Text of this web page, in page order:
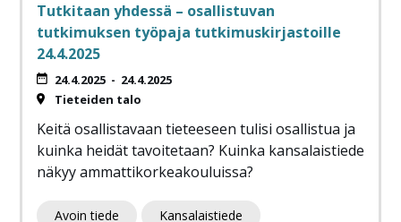
Tutkitaan yhdessä – osallistuvan
tutkimuksen työpaja tutkimuskirjastoille
24.4.2025
24.4.2025 - 24.4.2025
Tieteiden talo
Keitä osallistavaan tieteeseen tulisi osallistua ja
kuinka heidät tavoitetaan? Kuinka kansalaistiede
näkyy ammattikorkeakouluissa?
Avoin tiede Kansalaistiede